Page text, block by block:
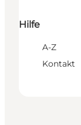
Hilfe
A-Z
Kontakt